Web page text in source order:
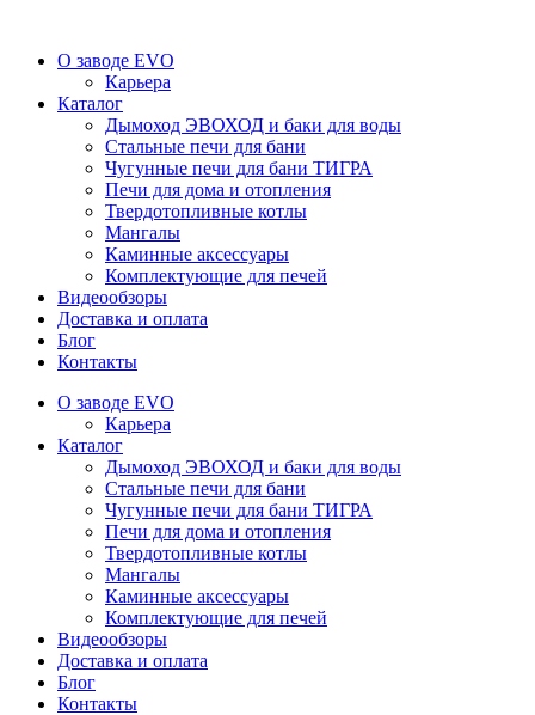
О заводе EVO
Карьера
Каталог
Дымоход ЭВОХОД и баки для воды
Стальные печи для бани
Чугунные печи для бани ТИГРА
Печи для дома и отопления
Твердотопливные котлы
Мангалы
Каминные аксессуары
Комплектующие для печей
Видеообзоры
Доставка и оплата
Блог
Контакты
О заводе EVO
Карьера
Каталог
Дымоход ЭВОХОД и баки для воды
Стальные печи для бани
Чугунные печи для бани ТИГРА
Печи для дома и отопления
Твердотопливные котлы
Мангалы
Каминные аксессуары
Комплектующие для печей
Видеообзоры
Доставка и оплата
Блог
Контакты